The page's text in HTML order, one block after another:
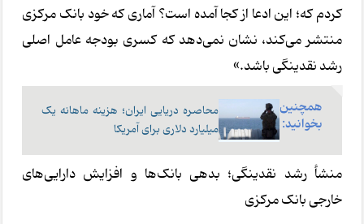
کردم که؛ این ادعا از کجا آمده است؟ آماری که خود بانک مرکزی
منتشر می‌کند، نشان نمی‌دهد که کسری بودجه عامل اصلی
رشد نقدینگی باشد.»
همچنین
بخوانید:
محاصره دریایی ایران؛ هزینه ماهانه یک
میلیارد دلاری برای آمریکا
منشأ رشد نقدینگی؛ بدهی بانک‌ها و افزایش دارایی‌های
خارجی بانک مرکزی